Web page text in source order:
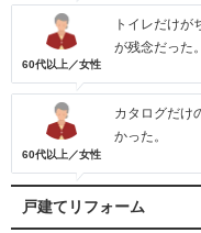
60代以上／女性
トイレだけが
が残念だった。
60代以上／女性
カタログだけ
かった。
戸建てリフォーム